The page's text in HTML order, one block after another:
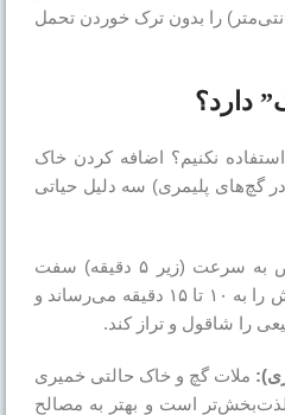
بیشتر (تا ۳-۴ سانتی‌متر) را بدون ترک خوردن تحمل
دارد؟
نکنیم؟ اضافه کردن خاک
گچ‌های پلیمری) سه دلیل حیاتی
گچ خالص به سرعت (زیر ۵ دقیقه) سفت
می‌شود. خاک رس زمان گیرش را به ۱۰ تا ۱۵ دقیقه می‌رساند و
را شاقول و تراز کند.
ملات گچ و خاک حالتی خمیری
لذت‌بخش‌تر است و بهتر به مصالح